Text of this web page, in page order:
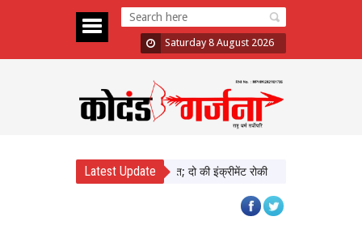
Saturday 8 August 2026
Latest Update
में दिखाई सख्ती, 3 अधिकारी निलंबित; दो की इंक्रीमेंट रोकी पंजाब चुनाव से पहले